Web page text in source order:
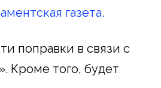
газета.
поправки в связи с
Кроме того, будет